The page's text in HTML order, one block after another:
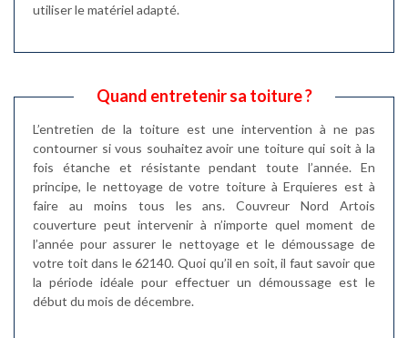
utiliser le matériel adapté.
Quand entretenir sa toiture ?
L’entretien de la toiture est une intervention à ne pas
contourner si vous souhaitez avoir une toiture qui soit à la
fois étanche et résistante pendant toute l’année. En
principe, le nettoyage de votre toiture à Erquieres est à
faire au moins tous les ans. Couvreur Nord Artois
couverture peut intervenir à n’importe quel moment de
l’année pour assurer le nettoyage et le démoussage de
votre toit dans le 62140. Quoi qu’il en soit, il faut savoir que
la période idéale pour effectuer un démoussage est le
début du mois de décembre.